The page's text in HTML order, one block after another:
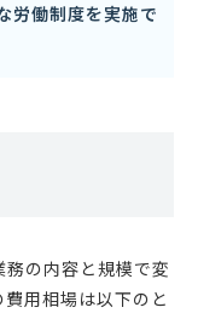
労働制度を実施で
の内容と規模で変
用相場は以下のと